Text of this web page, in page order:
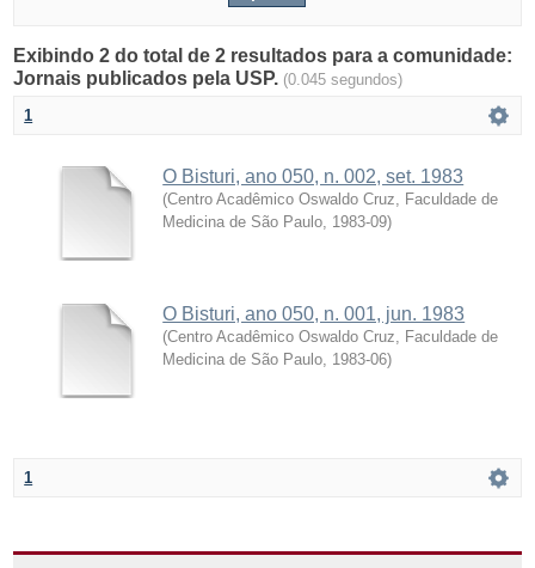
Exibindo 2 do total de 2 resultados para a comunidade:
Jornais publicados pela USP. (0.045 segundos)
1
O Bisturi, ano 050, n. 002, set. 1983
(Centro Acadêmico Oswaldo Cruz, Faculdade de
Medicina de São Paulo 1983-09)
O Bisturi, ano 050, n. 001, jun. 1983
(Centro Acadêmico Oswaldo Cruz, Faculdade de
Medicina de São Paulo 1983-06)
1